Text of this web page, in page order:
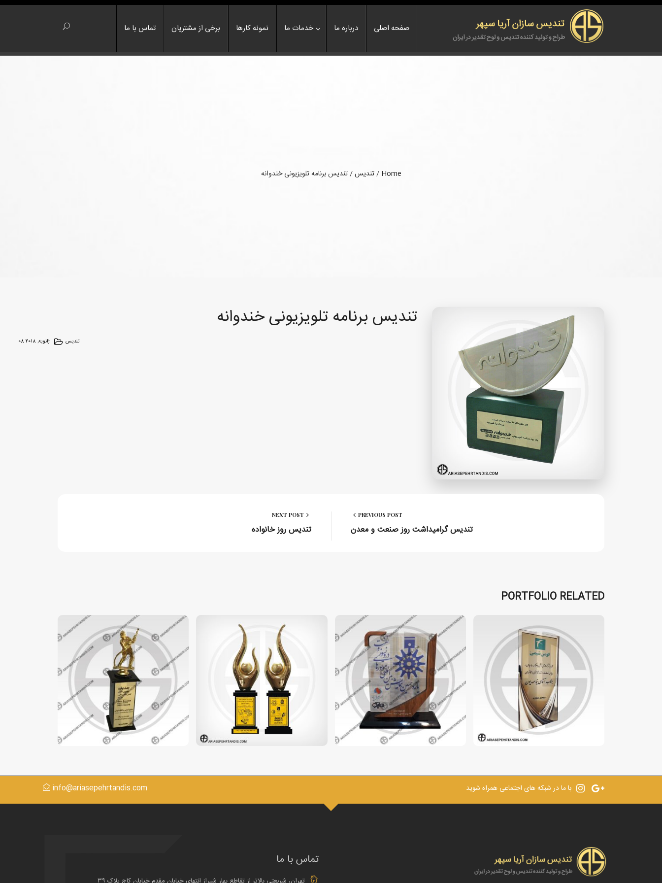
صفحه اصلی درباره ما خدمات ما نمونه کارها برخی از مشتریان تماس با ما
Home
/تندیس/تندیس برنامه تلویزیونی خندوانه
تندیس برنامه تلویزیونی خندوانه
تندیس 08 ژانویه, 2018
PREVIOUS POST
تندیس گرامیداشت روز صنعت و معدن
NEXT POST
تندیس روز خانواده
PORTFOLIO RELATED
با ما در شبکه های اجتماعی همراه شوید info@ariasepehrtandis.com
تماس با ما